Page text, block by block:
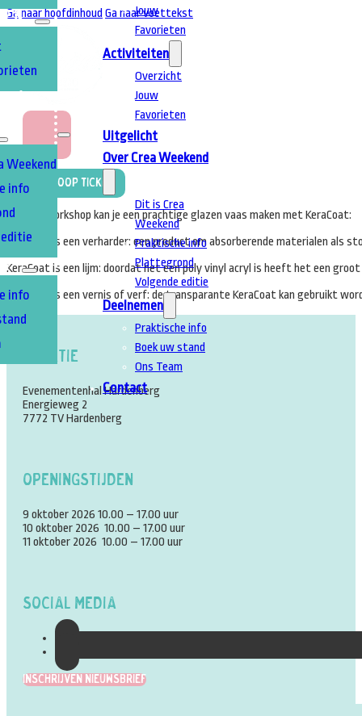
Ga naar hoofdinhoud Ga naar voettekst
Weekend
info
info
Jouw
Favorieten
Activiteiten
Overzicht
Jouw
Favorieten
Uitgelicht
Over Crea Weekend
Dit is Crea
Weekend
Praktische info
Plattegrond
Volgende editie
Deelnemen
Praktische info
Boek uw stand
Ons Team
Contact
Koop Ticket
Bij deze workshop kan je een prachtige glazen vaas maken met KeraCoat:
KeraCoat is een verharder: een product om absorberende materialen als
KeraCoat is een lijm: doordat het een poly vinyl acryl is heeft het een
KeraCoat is een vernis of verf: de transparante KeraCoat kan gebruikt
Locatie
Evenementenhal Hardenberg
Energieweg 2
7772 TV Hardenberg
Openingstijden
9 oktober 2026 10.00 – 17.00 uur
10 oktober 2026 10.00 – 17.00 uur
11 oktober 2026 10.00 – 17.00 uur
Social Media
Inschrijven Nieuwsbrief